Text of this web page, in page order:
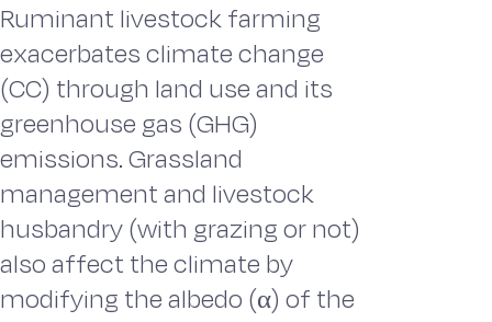
Ruminant livestock farming
exacerbates climate change
(CC) through land use and its
greenhouse gas (GHG)
emissions. Grassland
management and livestock
husbandry (with grazing or not)
also affect the climate by
modifying the albedo (α) of the